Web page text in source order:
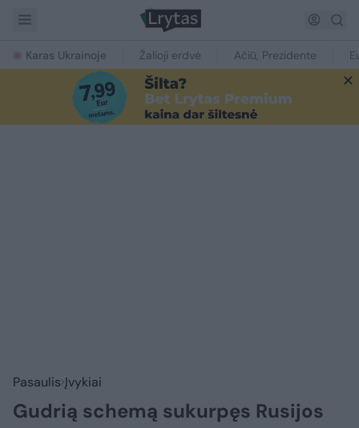
Karas Ukrainoje Žalioji erdvė Ačiū, Prezidente
Pasaulis Įvykiai
Gudrią schemą sukurpęs Rusijos